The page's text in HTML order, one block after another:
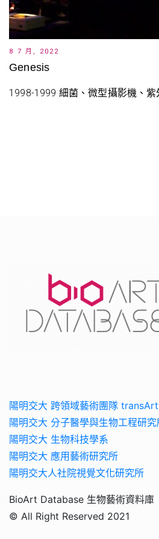
8 7 月, 2022
Genesis
1998-1999 細菌、微型攝影機、紫
陽明交大 跨領域藝術團隊
陽明交大 分子醫學與生物工程研究
陽明交大 生物科技學系
陽明交大 應用藝術研究所
陽明交大人社院視覺文化研究所
BioArt Database 生物藝術資料庫
© All Right Reserved 2021